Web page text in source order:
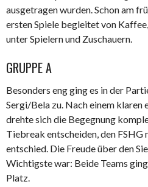
ausgetragen wurden. Schon am
ersten Spiele begleitet von
unter Spielern und Zuschauern.
GRUPPE A
Besonders eng ging es in der
Sergi/Bela zu. Nach einem klaren
drehte sich die Begegnung
Tiebreak entscheiden, den FSHG
entschied. Die Freude über den
Wichtigste war: Beide Teams
Platz.